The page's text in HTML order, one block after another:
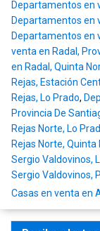
Departamentos en
Departamentos en
Departamentos en
venta en Radal,
en Radal, Quinta
Rejas, Estación
Rejas, Lo Prado,
Provincia De
Rejas Norte, Lo
Rejas Norte, Quinta
Sergio Valdovinos,
Sergio Valdovinos,
Casas en venta en